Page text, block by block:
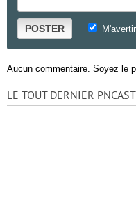
POSTER
Aucun commentaire. Soyez le
LE TOUT DERNIER PNCAST